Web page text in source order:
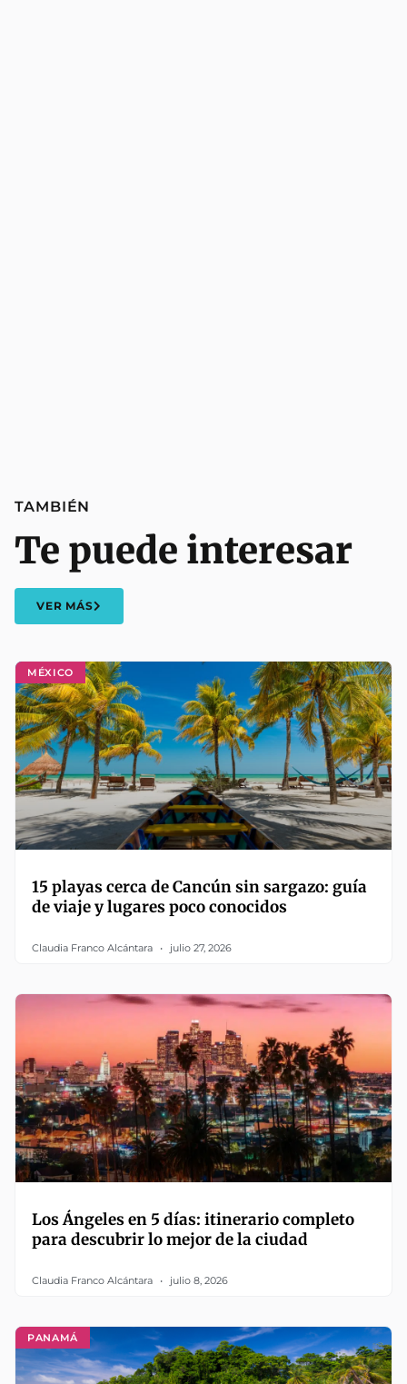
MÉXICO
15 playas cerca de Cancún sin sargazo: guía
de viaje y lugares poco conocidos
Claudia Franco Alcántara julio 27, 2026
Los Ángeles en 5 días: itinerario completo
para descubrir lo mejor de la ciudad
Claudia Franco Alcántara julio 8, 2026
PANAMÁ
TAMBIÉN
Te puede interesar
VER MÁS